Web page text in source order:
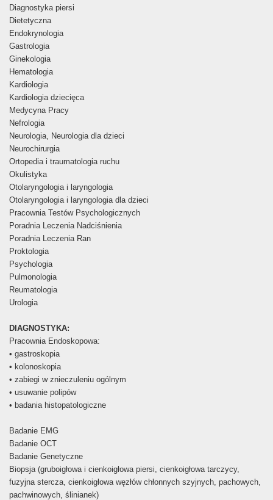
Diagnostyka piersi
Dietetyczna
Endokrynologia
Gastrologia
Ginekologia
Hematologia
Kardiologia
Kardiologia dziecięca
Medycyna Pracy
Nefrologia
Neurologia, Neurologia dla dzieci
Neurochirurgia
Ortopedia i traumatologia ruchu
Okulistyka
Otolaryngologia i laryngologia
Otolaryngologia i laryngologia dla dzieci
Pracownia Testów Psychologicznych
Poradnia Leczenia Nadciśnienia
Poradnia Leczenia Ran
Proktologia
Psychologia
Pulmonologia
Reumatologia
Urologia
DIAGNOSTYKA:
Pracownia Endoskopowa:
• gastroskopia
• kolonoskopia
• zabiegi w znieczuleniu ogólnym
• usuwanie polipów
• badania histopatologiczne
Badanie EMG
Badanie OCT
Badanie Genetyczne
Biopsja (gruboigłowa i cienkoigłowa piersi, cienkoigłowa tarczycy,
fuzyjna stercza, cienkoigłowa węzłów chłonnych szyjnych, pachowych,
pachwinowych, ślinianek)